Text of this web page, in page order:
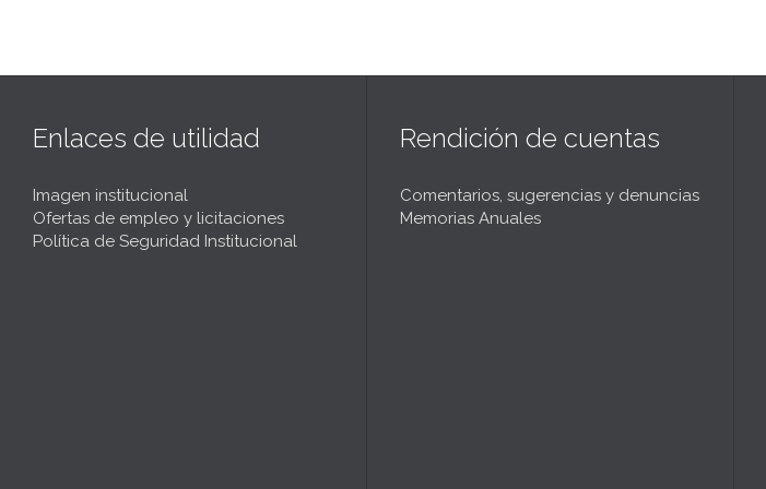
Enlaces de utilidad
Imagen institucional
Ofertas de empleo y licitaciones
Política de Seguridad Institucional
Rendición de cuentas
Comentarios, sugerencias y denuncias
Memorias Anuales